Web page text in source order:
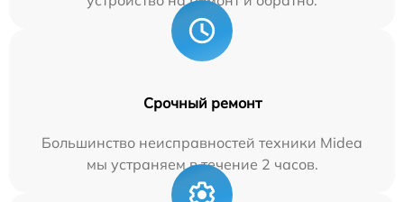
Срочный ремонт
Большинство неисправностей техники Midea
мы устраняем в течение 2 часов.